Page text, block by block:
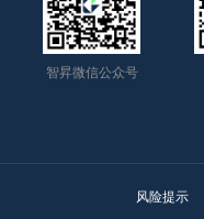
智昇微信公众号
风险提示